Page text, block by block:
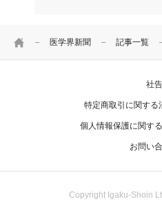
HOME 医学界新聞 記事一覧
社告
特定商取引に関する
個人情報保護に関す
お問い
Copyright Igaku-Shoin